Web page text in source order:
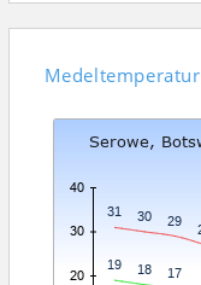
Medeltemperatur